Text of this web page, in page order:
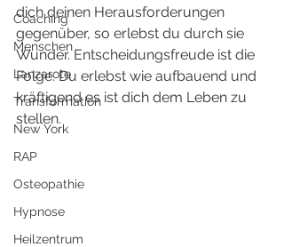
Coaching
Menschen
Lanzarote
Transformation
New York
RAP
Osteopathie
Hypnose
Heilzentrum
dich deinen Herausforderungen
gegenüber, so erlebst du durch sie
Wunder. Entscheidungsfreude ist die
Folge. Du erlebst wie aufbauend und
kräftigend es ist dich dem Leben zu
stellen.